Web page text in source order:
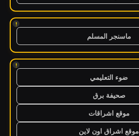
!
ماسنجر المسلم
!
ضوء التعليمي
صحيفة برق
موقع اشراقات
موقع اشراق اون لاين